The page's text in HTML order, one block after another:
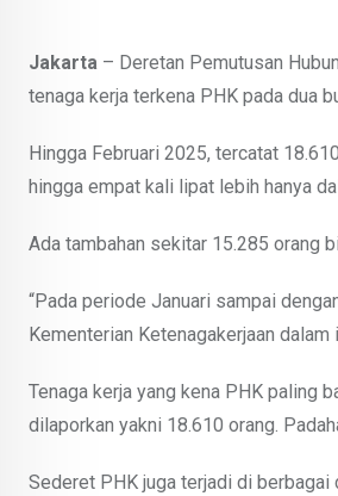
Jakarta – Deretan Pemutusan
tenaga kerja terkena PHK pada dua
Hingga Februari 2025, tercatat
hingga empat kali lipat lebih hanya
Ada tambahan sekitar 15.285 orang
“Pada periode Januari sampai
Kementerian Ketenagakerjaan
Tenaga kerja yang kena PHK paling
dilaporkan yakni 18.610 orang.
Sederet PHK juga terjadi di berbagai